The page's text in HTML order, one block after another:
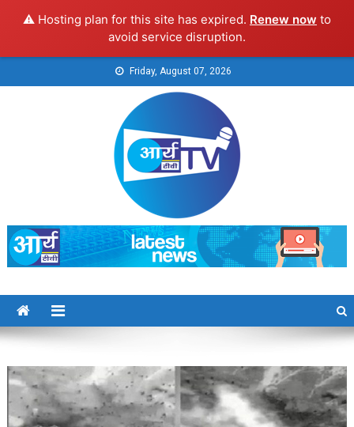
⚠️ Hosting plan for this site has expired. Renew now to
avoid service disruption.
to
Friday, August 07, 2026
Arya TV